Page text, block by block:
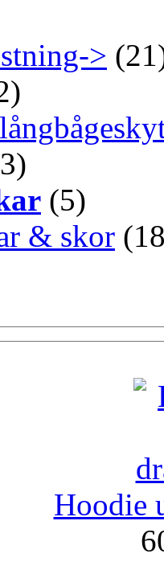
>
(5)
& skor
Hoodie